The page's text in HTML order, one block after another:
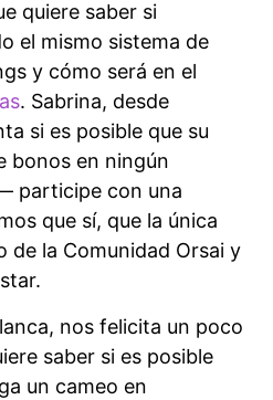
quiere saber si
el mismo sistema de
y cómo será en el
. Sabrina, desde
si es posible que su
bonos en ningún
participe con una
que sí, que la única
de la Comunidad Orsai y
nos felicita un poco
saber si es posible
un cameo en